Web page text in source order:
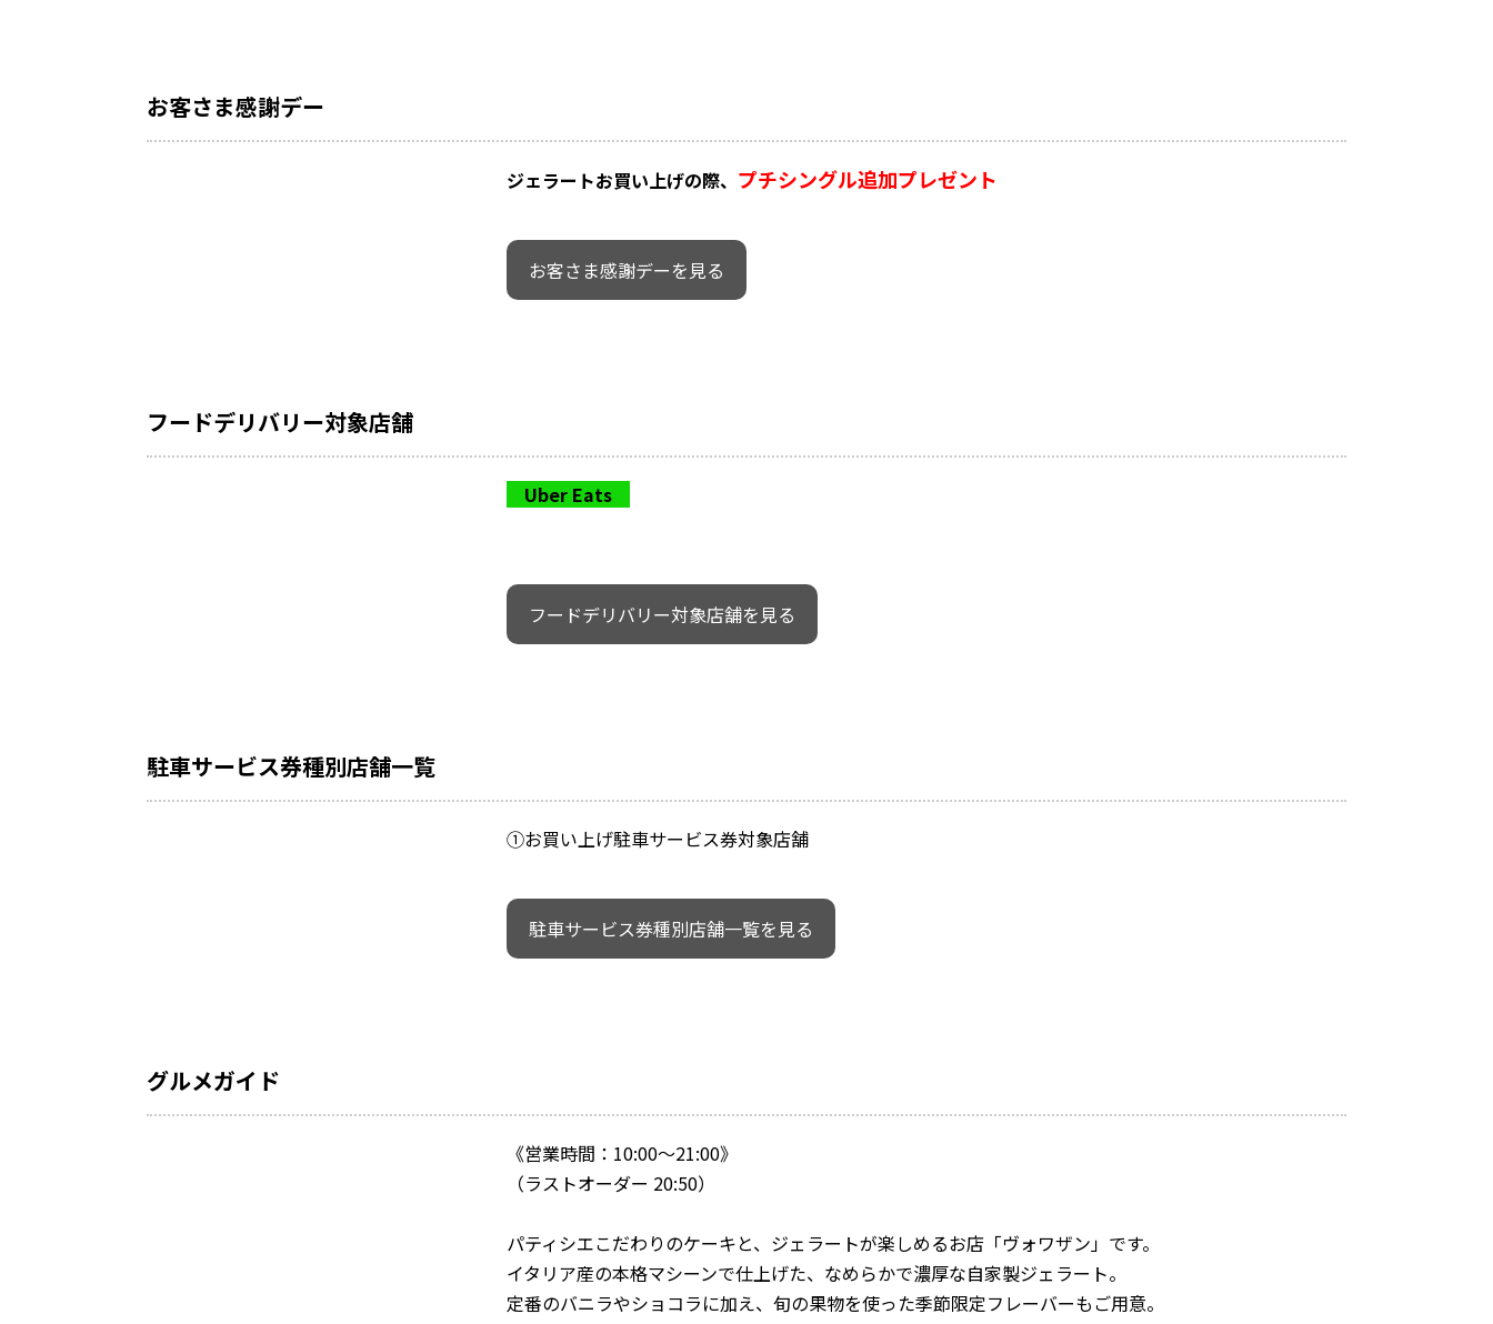
お客さま感謝デー
ジェラートお買い上げの際、 プチシングル追加プレゼント
お客さま感謝デーを見る
フードデリバリー対象店舗
Uber Eats
フードデリバリー対象店舗を見る
駐車サービス券種別店舗一覧
①お買い上げ駐車サービス券対象店舗
駐車サービス券種別店舗一覧を見る
グルメガイド
《営業時間：10:00～21:00》
（ラストオーダー 20:50）
パティシエこだわりのケーキと、ジェラートが楽しめるお店「ヴォワザン」です。
イタリア産の本格マシーンで仕上げた、なめらかで濃厚な自家製ジェラート。
定番のバニラやショコラに加え、旬の果物を使った季節限定フレーバーもご用意。